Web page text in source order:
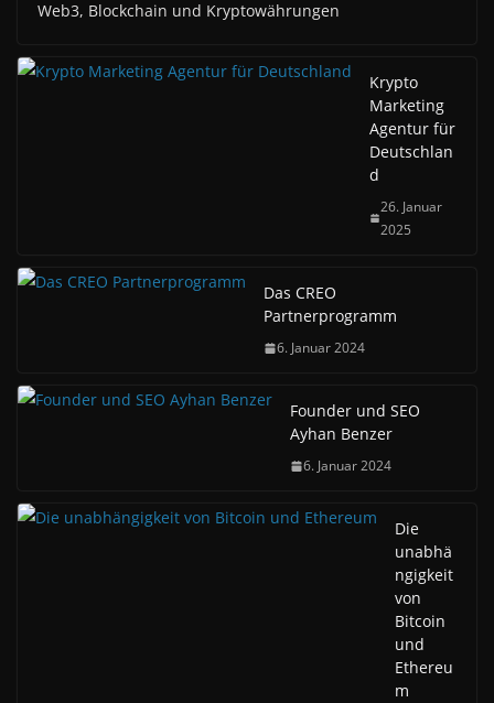
Web3, Blockchain und Kryptowährungen
Krypto
Marketing
Agentur für
Deutschlan
d
26. Januar
2025
Das CREO
Partnerprogramm
6. Januar 2024
Founder und SEO
Ayhan Benzer
6. Januar 2024
Die
unabhä
ngigkeit
von
Bitcoin
und
Ethereu
m